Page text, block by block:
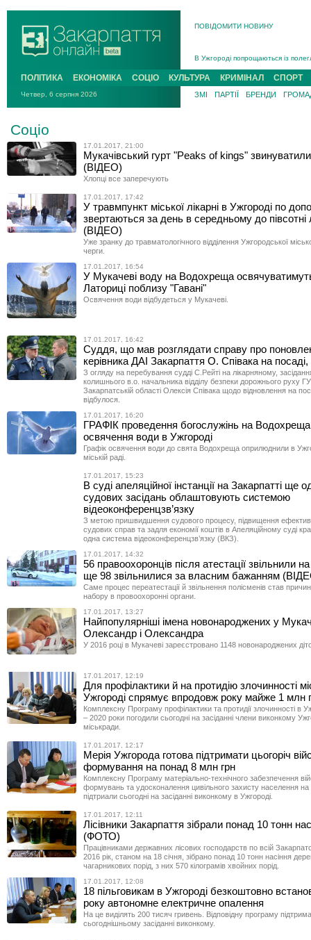
ПОВІДОМИТИ НОВИНУ
В Ужгороді попрощаються із
В Ужгороді 5 серпня
Підтвердили загибель
На війні з рф поліг військовий з
ПОЛІТИКА ЕКОНОМІКА СОЦІО КУЛЬТУРА КРИМІНАЛ СПОРТ
Четвер, 6 серпня 2026 ЗМІ ПАРТІЇ БРЕНДИ
Соціо
17.01.2017, 21:00
Мукачівський гурт "Peaks of kings" звинуватили
(ВІДЕО)
Хлопці все заперечують
17.01.2017, 17:42
У травмпункт міської лікарні в Ужгороді по
звертаються за день в середньому до
(ВІДЕО)
Уже зранку до травматологічного відділення Ужгородської
черги.
17.01.2017, 16:54
У Мукачеві воду на Водохреща
Латориці поблизу "Гавані"
Освячення води відбудеться у Мукачеві.
17.01.2017, 16:42
Суддя, що мав розглядати справу про
керівника ДАІ Закарпаття О. Співака на посаді,
З огляду на перебування судді С.Рейті на лікарняному,
колишнього в.о. начальника відділу безпеки дорожнього руху
Закарпатській області Олексія Співака щодо відновлення на
відбулося.
17.01.2017, 16:20
ГРАФІК проведення богослужінь на
освячення води в Ужгороді
Графік освячення води до свята Водохреща оприлюднили в
міській раді.
17.01.2017, 15:23
В суді апеляційної інстанції на Закарпатті ще
судових засідань облаштовують системою
відеоконференцзв’язку
З метою пришвидшення судового процесу, підвищення
судових справ та задля економії коштів в Апеляційному суді
одна система відеоконференцзв’язку (ВКЗ).
17.01.2017, 14:32
56 правоохоронців після атестації звільнили
ще 98 звільнилися за власним бажанням
Саме процес переатестації й звільнення полісменів став
набору в провоохоронні органи.
17.01.2017, 13:27
Найпопулярніші імена новонароджених у
Олександр і Олександра
У 2016 році в Мукачеві зареєстровано 1148 новонароджених
17.01.2017, 12:19
Для профілактики й на протидію злочинності
Ужгороді спрямує впродовж року майже 1 млн
Комплексну Програму профілактики та протидії злочинності в
– 2020 роки погодили сьогодні на засіданні члени виконкому
міськради.
17.01.2017, 12:17
Мерія Ужгорода готова підтримати цьогоріч
формування на понад 8 млн грн
Комплексну Програму матеріально-технічного забезпечення
формувань та удосконалення цивільного захисту населення
підтриали сьогодні на засіданні виконкому в Ужгороді.
17.01.2017, 12:11
Лісівники Закарпаття зібрали понад 10 тонн
(ФОТО)
Працівниками державних лісових господарств по всій
2016 рік, станом на 18 січня, зібрано понад 10 тонн насіння
чагарникових порід, з них 570 кілограмів хвойних порід.
17.01.2017, 12:08
18 пільговикам в Ужгороді безкоштовно
року автономне електричне опалення
На це виділять 200 тисяч гривень. Відповідну програму
сьогоднішньому засіданні виконкому.